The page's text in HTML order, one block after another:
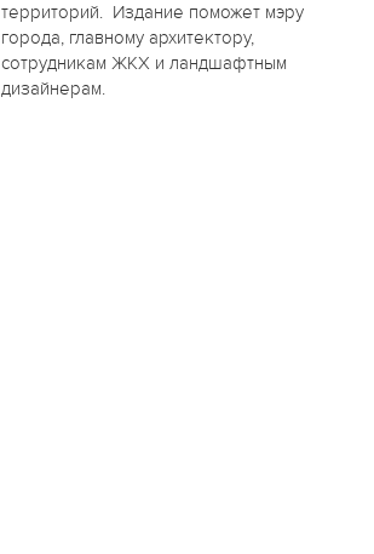
территорий. Издание поможет мэру
города, главному архитектору,
сотрудникам ЖКХ и ландшафтным
дизайнерам.